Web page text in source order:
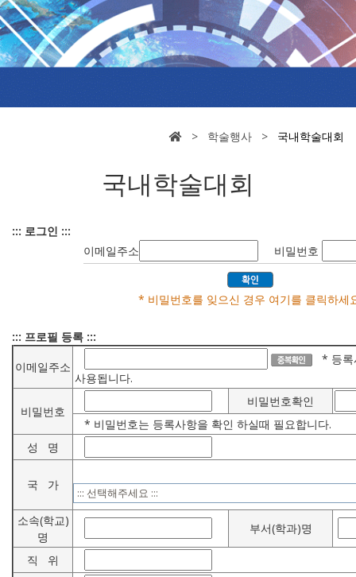
> 학술행사 > 국내학술대회
국내학술대회
::: 로그인 :::
이메일주소
비밀번호
* 비밀번호를 잊으신 경우 여기를 클릭하세
::: 프로필 등록 :::
이메일주소
* 등록
사용됩니다.
비밀번호
비밀번호확인
* 비밀번호는 등록사항을 확인 하실때 필요합니다.
성 명
국 가
소속(학교)
명
부서(학과)명
직 위